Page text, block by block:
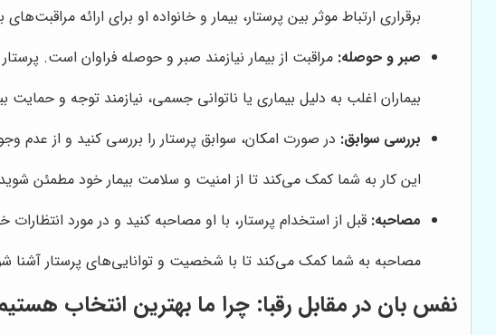
برقراری ارتباط موثر بین پرستار، بیمار و خانواده او برای ارائه
صبر و حوصله: مراقبت از بیمار نیازمند صبر و حوصله فراوان است.
بیماران اغلب به دلیل بیماری یا ناتوانی جسمی، نیازمند توجه و
بررسی سوابق: در صورت امکان، سوابق پرستار را بررسی کنید و از عدم
این کار به شما کمک می‌کند تا از امنیت و سلامت بیمار خود مطمئن
مصاحبه: قبل از استخدام پرستار، با او مصاحبه کنید و در مورد
مصاحبه به شما کمک می‌کند تا با شخصیت و توانایی‌های پرستار آشنا
نفس بان در مقابل رقبا: چرا ما بهترین انتخاب